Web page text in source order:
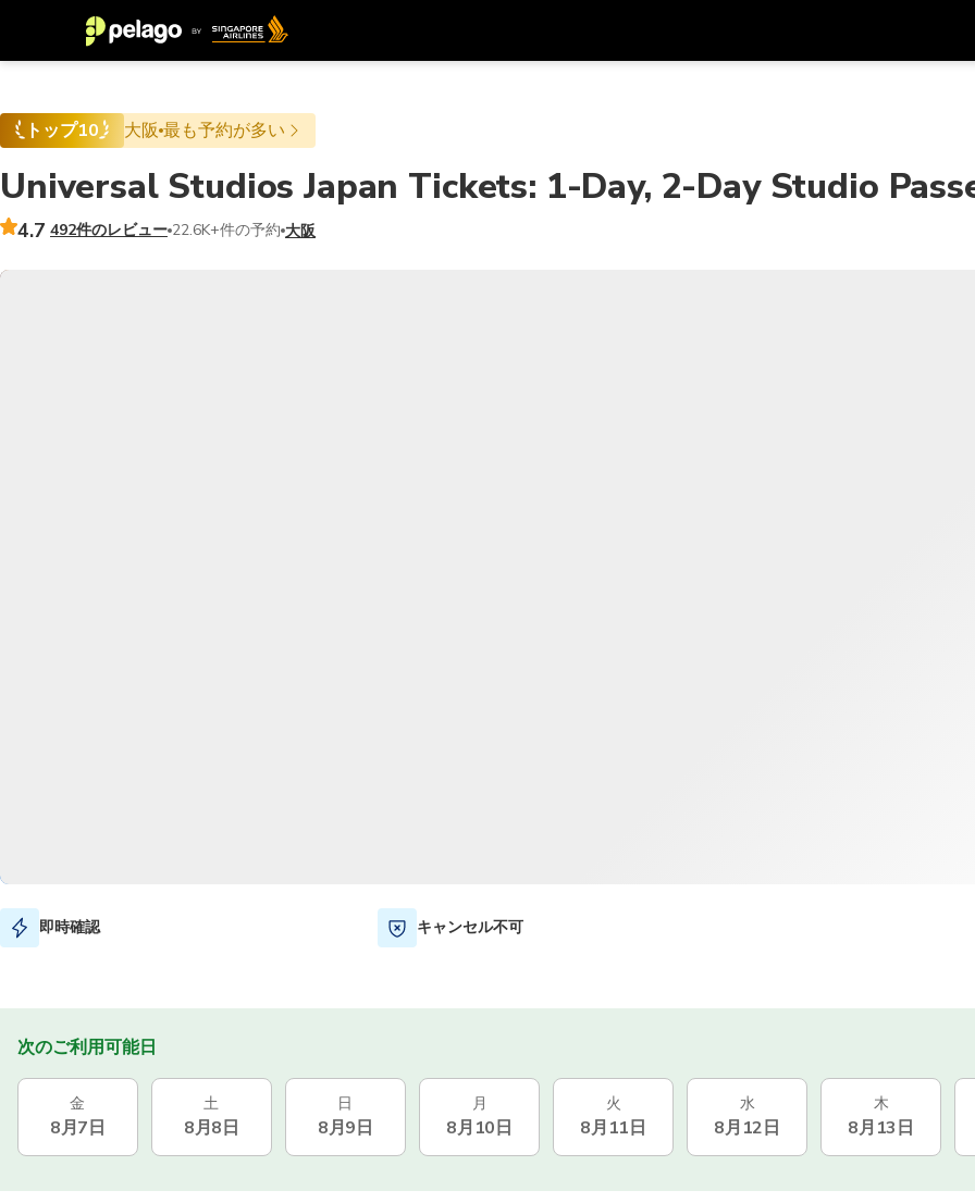
AUD
オーストラリアドル
日本語
トップ10 大阪 最も予約が多い
Universal Studios Japan Tickets: 1-Day, 2-Day Studio
4.7 492件のレビュー 22.6K+件の予約 大阪
即時確認 キャンセル不可
次のご利用可能日
金
8月7日
土
8月8日
日
8月9日
月
8月10日
火
8月11日
水
8月12日
木
8月13日